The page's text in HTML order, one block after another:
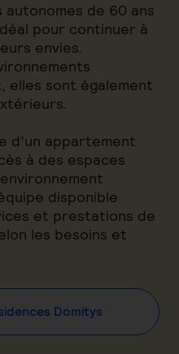
de 60 ans
pour continuer à
envies.
elles sont également
d’un appartement
à des espaces
disponible
et prestations de
les besoins et
Domitys